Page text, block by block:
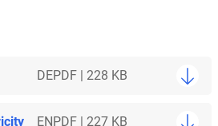
DEPDF | 228 KB
EN PDF | 227 KB